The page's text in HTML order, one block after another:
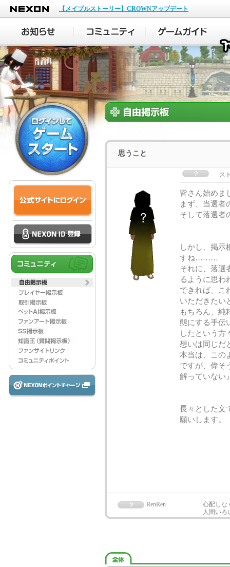
NEXON
【メイプルストーリー】CROWNアップデート
思うこと
ス
皆さん始めま
まず、当選者
そして落選者
しかし、掲示
すね………
それに、落選
るように思わ
できれば、こ
いただきたい
もちろん、純
態にする手伝
したという方
想いは同じだ
本当は、この
ですが、偉そ
解っていない
長々とした文
願いします。
RenRen
心配しな
人間いろ